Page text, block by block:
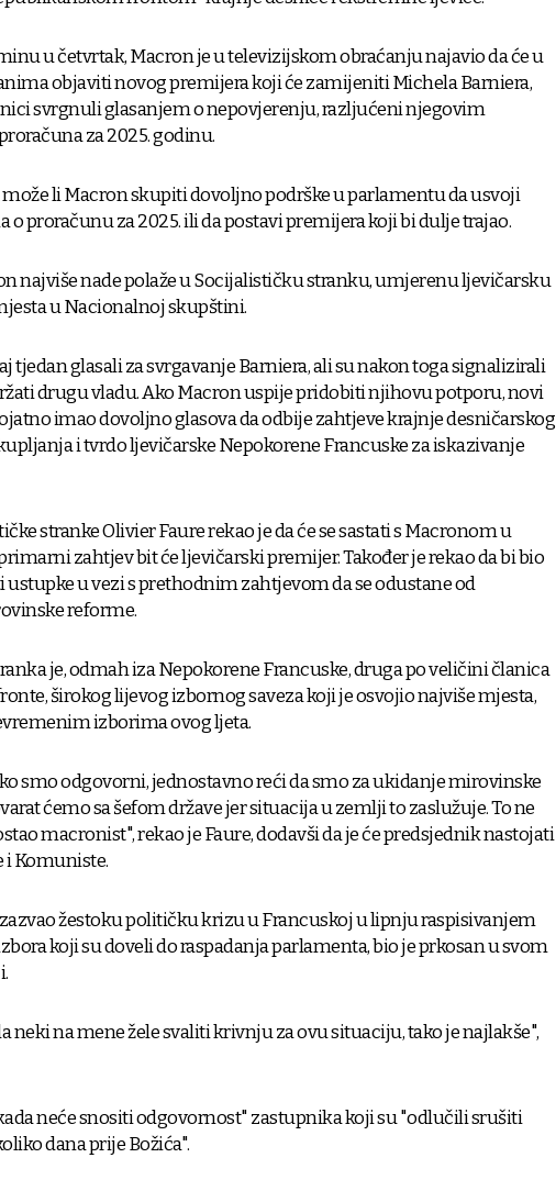
u četvrtak, Macron je u televizijskom obraćanju najavio da će u
objaviti novog premijera koji će zamijeniti Michela Barniera,
svrgnuli glasanjem o nepovjerenju, razljućeni njegovim
za 2025. godinu.
može li Macron skupiti dovoljno podrške u parlamentu da usvoji
o proračunu za 2025. ili da postavi premijera koji bi dulje trajao.
najviše nade polaže u Socijalističku stranku, umjerenu ljevičarsku
u Nacionalnoj skupštini.
tjedan glasali za svrgavanje Barniera, ali su nakon toga signalizirali
drugu vladu. Ako Macron uspije pridobiti njihovu potporu, novi
imao dovoljno glasova da odbije zahtjeve krajnje desničarskog
i tvrdo ljevičarske Nepokorene Francuske za iskazivanje
stranke Olivier Faure rekao je da će se sastati s Macronom u
zahtjev bit će ljevičarski premijer. Također je rekao da bi bio
u vezi s prethodnim zahtjevom da se odustane od
reforme.
je, odmah iza Nepokorene Francuske, druga po veličini članica
širokog lijevog izbornog saveza koji je osvojio najviše mjesta,
izborima ovog ljeta.
smo odgovorni, jednostavno reći da smo za ukidanje mirovinske
ćemo sa šefom države jer situacija u zemlji to zaslužuje. To ne
macronist", rekao je Faure, dodavši da je će predsjednik nastojati
i Komuniste.
žestoku političku krizu u Francuskoj u lipnju raspisivanjem
koji su doveli do raspadanja parlamenta, bio je prkosan u svom
neki na mene žele svaliti krivnju za ovu situaciju, tako je najlakše",
neće snositi odgovornost" zastupnika koji su "odlučili srušiti
dana prije Božića".